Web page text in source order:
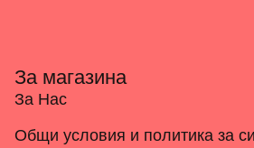
За магазина
За Нас
Общи условия и политика за